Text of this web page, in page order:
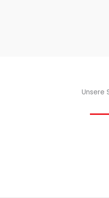
Unsere